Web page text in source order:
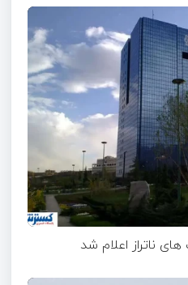
ناتراز اعلام شد